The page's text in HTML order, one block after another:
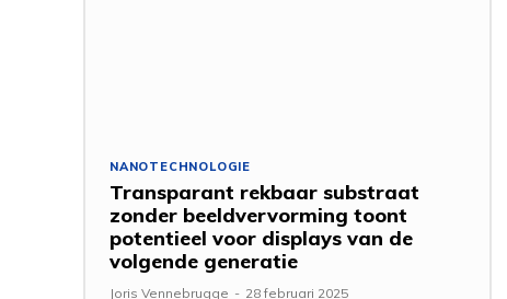
NANOTECHNOLOGIE
Transparant rekbaar substraat
zonder beeldvervorming toont
potentieel voor displays van de
volgende generatie
Joris Vennebrugge - 28 februari 2025